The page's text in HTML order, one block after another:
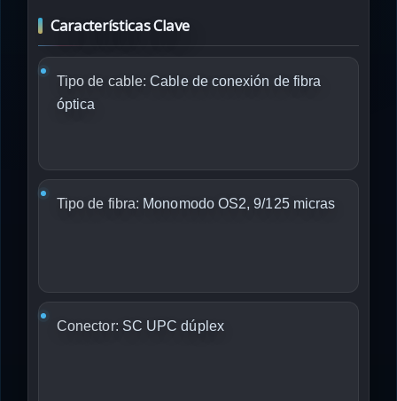
Características Clave
Tipo de cable: Cable de conexión de fibra
óptica
Tipo de fibra: Monomodo OS2, 9/125 micras
Conector: SC UPC dúplex